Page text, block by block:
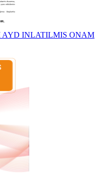
AYD INLATILMIS ONAM